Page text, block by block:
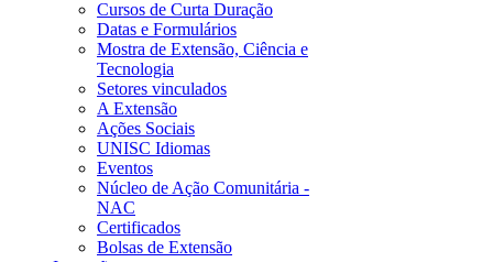
Cursos de Curta Duração
Datas e Formulários
Mostra de Extensão, Ciência e
Tecnologia
Setores vinculados
A Extensão
Ações Sociais
UNISC Idiomas
Eventos
Núcleo de Ação Comunitária -
NAC
Certificados
Bolsas de Extensão